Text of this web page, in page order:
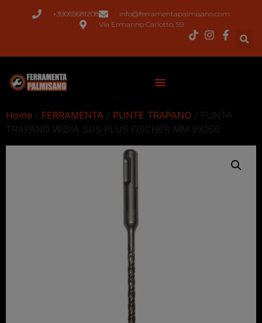
+39065681208
info@ferramentapalmisano.com
Via Ermanno Carlotto, 59
Home / FERRAMENTA / PUNTE TRAPANO / PUNTA
TRAPANO WIDIA SDS PLUS FISCHER MM 6X160